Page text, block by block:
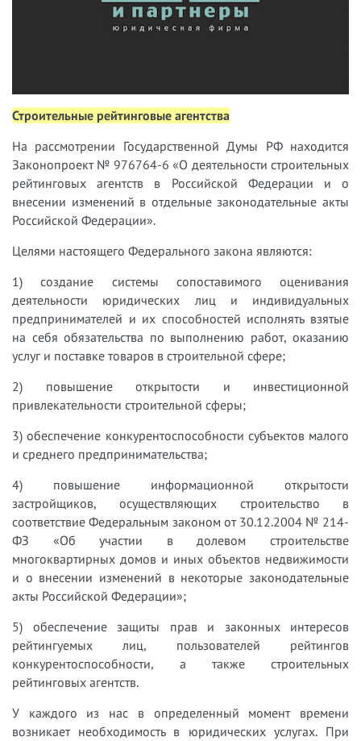
Строительные рейтинговые агентства
На рассмотрении Государственной Думы РФ находится
Законопроект № 976764-6 «О деятельности строительных
рейтинговых агентств в Российской Федерации и о
внесении изменений в отдельные законодательные акты
Российской Федерации».
Целями настоящего Федерального закона являются:
1) создание системы сопоставимого оценивания
деятельности юридических лиц и индивидуальных
предпринимателей и их способностей исполнять взятые
на себя обязательства по выполнению работ, оказанию
услуг и поставке товаров в строительной сфере;
2) повышение открытости и инвестиционной
привлекательности строительной сферы;
3) обеспечение конкурентоспособности субъектов малого
и среднего предпринимательства;
4) повышение информационной открытости
застройщиков, осуществляющих строительство в
соответствие Федеральным законом от 30.12.2004 № 214-
ФЗ «Об участии в долевом строительстве
многоквартирных домов и иных объектов недвижимости
и о внесении изменений в некоторые законодательные
акты Российской Федерации»;
5) обеспечение защиты прав и законных интересов
рейтингуемых лиц, пользователей рейтингов
конкурентоспособности, а также строительных
рейтинговых агентств.
У каждого из нас в определенный момент времени
возникает необходимость в юридических услугах. При